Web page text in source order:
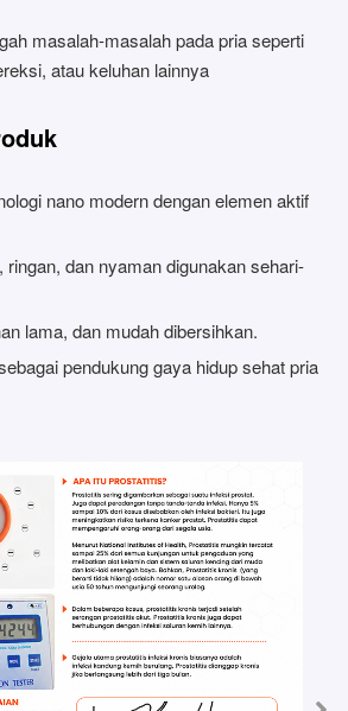
masalah-masalah pada pria seperti
atau keluhan lainnya
nano modern dengan elemen aktif
ringan, dan nyaman digunakan sehari-
lama, dan mudah dibersihkan.
pendukung gaya hidup sehat pria